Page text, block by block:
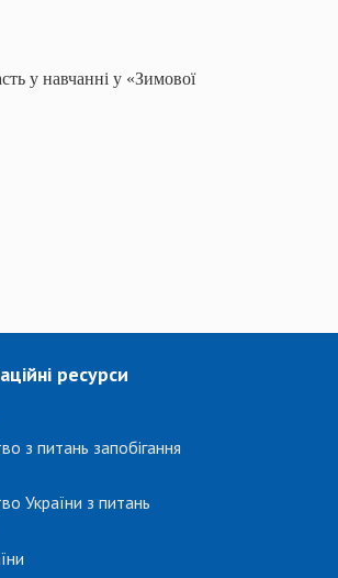
у навчанні у «Зимової
ресурси
з питань запобігання
України з питань